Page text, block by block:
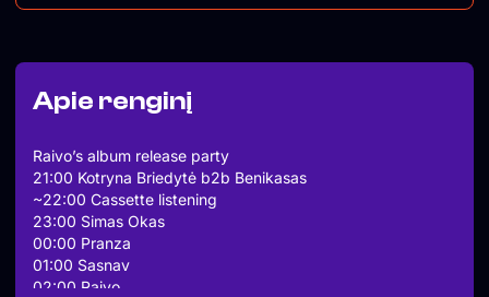
Apie renginį
Raivo’s album release party
21:00 Kotryna Briedytė b2b Benikasas
~22:00 Cassette listening
23:00 Simas Okas
00:00 Pranza
01:00 Sasnav
02:00 Raivo